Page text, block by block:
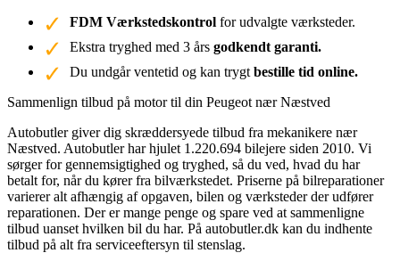
FDM Værkstedskontrol for udvalgte værksteder.
Ekstra tryghed med 3 års godkendt garanti.
Du undgår ventetid og kan trygt bestille tid online.
Sammenlign tilbud på motor til din Peugeot nær Næstved
Autobutler giver dig skræddersyede tilbud fra mekanikere nær
Næstved. Autobutler har hjulet 1.220.694 bilejere siden 2010. Vi
sørger for gennemsigtighed og tryghed, så du ved, hvad du har
betalt for, når du kører fra bilværkstedet. Priserne på bilreparationer
varierer alt afhængig af opgaven, bilen og værksteder der udfører
reparationen. Der er mange penge og spare ved at sammenligne
tilbud uanset hvilken bil du har. På autobutler.dk kan du indhente
tilbud på alt fra serviceeftersyn til stenslag.